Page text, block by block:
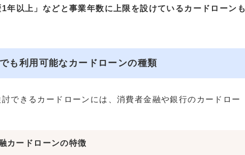
1年以上」などと事業年数に上限を設けているカードローンも
も利用可能なカードローンの種類
できるカードローンには、消費者金融や銀行のカードロー
カードローンの特徴